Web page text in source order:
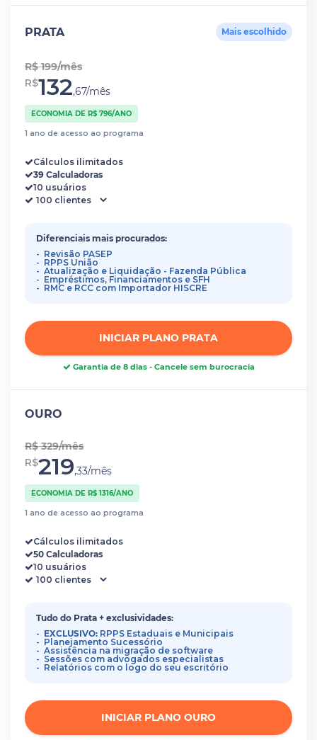
PRATA Mais escolhido
R$ 199/mês
R$132,67/mês
ECONOMIA DE R$ 796/ANO
1 ano de acesso ao programa
Cálculos ilimitados
39 Calculadoras
10 usuários
Diferenciais mais procurados:
Revisão PASEP
RPPS União
Atualização e Liquidação - Fazenda Pública
Empréstimos, Financiamentos e SFH
RMC e RCC com Importador HISCRE
INICIAR PLANO PRATA
Garantia de 8 dias - Cancele sem burocracia
OURO
R$ 329/mês
R$219,33/mês
ECONOMIA DE R$ 1316/ANO
1 ano de acesso ao programa
Cálculos ilimitados
50 Calculadoras
10 usuários
Tudo do Prata + exclusividades:
EXCLUSIVO: RPPS Estaduais e Municipais
Planejamento Sucessório
Assistência na migração de software
Sessões com advogados especialistas
Relatórios com o logo do seu escritório
INICIAR PLANO OURO